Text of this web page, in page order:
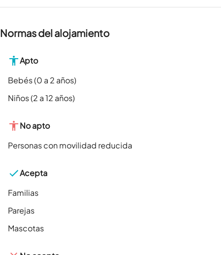
Normas del alojamiento
Apto
Bebés (0 a 2 años)
Niños (2 a 12 años)
No apto
Personas con movilidad reducida
Acepta
Familias
Parejas
Mascotas